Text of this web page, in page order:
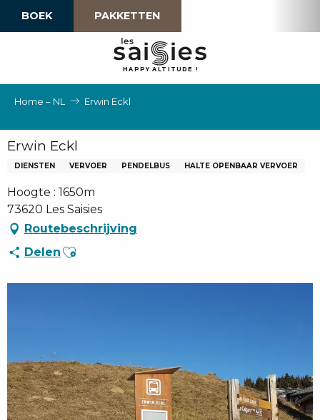
BOEK PAKKETTEN
HAPPY ALTI TU D E !
Home – NL Erwin Eckl
Erwin Eckl
DIENSTEN VERVOER PENDELBUS HALTE OPENBAAR VERVOER
Hoogte : 1650m
73620 Les Saisies
Routebeschrijving
Delen Ajouter aux favoris